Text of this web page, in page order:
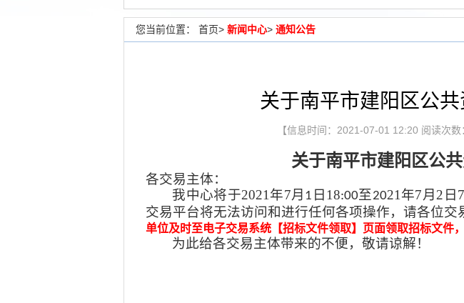
您当前位置： 首页> 新闻中心> 通知公告
关于南平市建阳区公
【信息时间：2021-07-01 12:20 阅读次数
关于南平市建阳区公
各交易主体：
我中心将于2021 年7月 1 日 18:00至2021 年7月 2 日 7
交易平台将无法访问和进行任何各项操作，请各位
单位及时至电子交易系统【招标文件领取】页面领取招标文件
为此给各交易主体带来的不便，敬请谅解！